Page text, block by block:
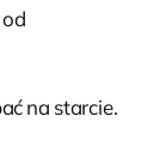
na starcie.